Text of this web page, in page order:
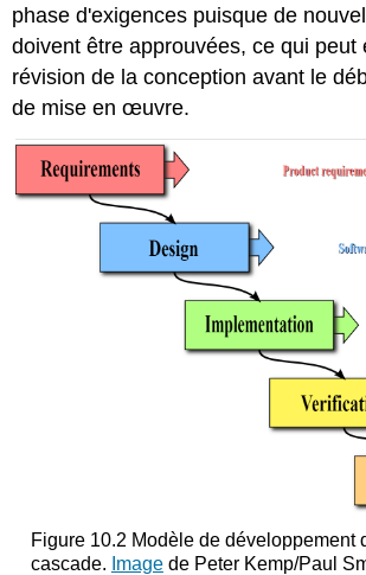
phase d'exigences puisque de
doivent être approuvées, ce qui peut
révision de la conception avant le
de mise en œuvre.
Figure 10.2 Modèle de développement
cascade. Imagede Peter Kemp/Paul